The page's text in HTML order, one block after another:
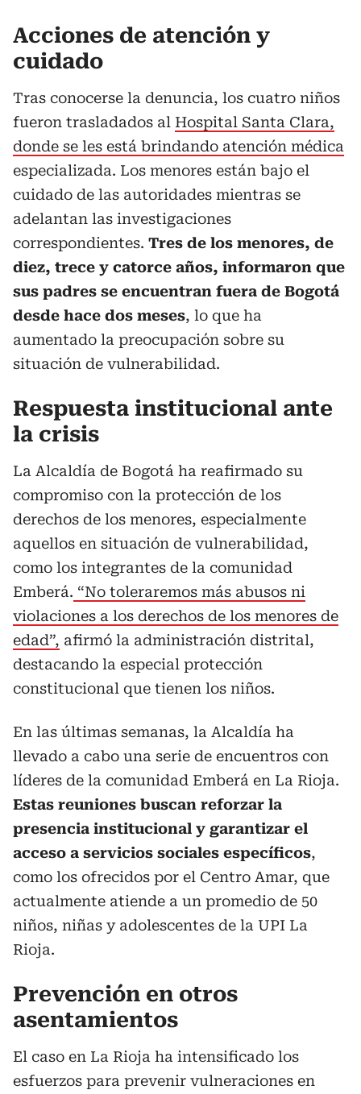
Acciones de atención y
cuidado
Tras conocerse la denuncia, los cuatro niños
fueron trasladados al Hospital Santa Clara,
donde se les está brindando atención médica
especializada. Los menores están bajo el
cuidado de las autoridades mientras se
adelantan las investigaciones
correspondientes. Tres de los menores, de
diez, trece y catorce años, informaron que
sus padres se encuentran fuera de Bogotá
desde hace dos meses, lo que ha
aumentado la preocupación sobre su
situación de vulnerabilidad.
Respuesta institucional ante
la crisis
La Alcaldía de Bogotá ha reafirmado su
compromiso con la protección de los
derechos de los menores, especialmente
aquellos en situación de vulnerabilidad,
como los integrantes de la comunidad
Emberá. “No toleraremos más abusos ni
violaciones a los derechos de los menores de
edad”, afirmó la administración distrital,
destacando la especial protección
constitucional que tienen los niños.
En las últimas semanas, la Alcaldía ha
llevado a cabo una serie de encuentros con
líderes de la comunidad Emberá en La Rioja.
Estas reuniones buscan reforzar la
presencia institucional y garantizar el
acceso a servicios sociales específicos,
como los ofrecidos por el Centro Amar, que
actualmente atiende a un promedio de 50
niños, niñas y adolescentes de la UPI La
Rioja.
Prevención en otros
asentamientos
El caso en La Rioja ha intensificado los
esfuerzos para prevenir vulneraciones en